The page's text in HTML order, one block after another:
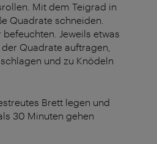
Mit dem Teigrad in
Quadrate schneiden.
befeuchten. Jeweils etwas
Quadrate auftragen,
und zu Knödeln
Brett legen und
30 Minuten gehen